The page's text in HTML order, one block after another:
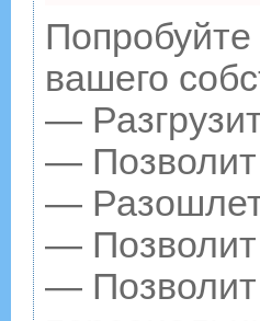
вашего
—
— Позволит
— Разошлет
— Позволит
— Позволит